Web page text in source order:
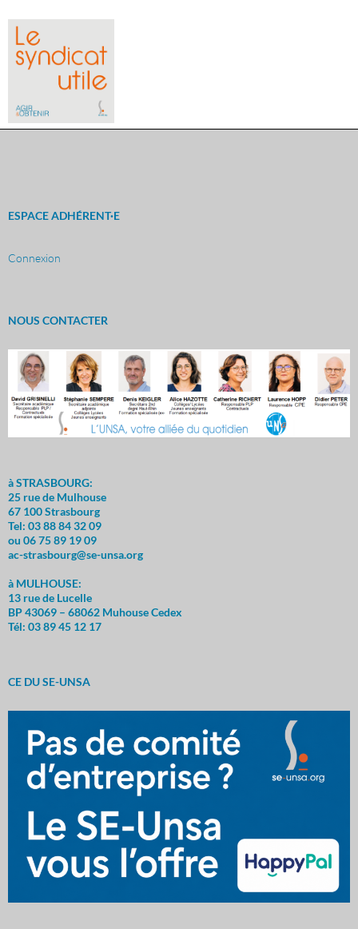
ESPACE ADHÉRENT·E
Connexion
NOUS CONTACTER
à STRASBOURG:
25 rue de Mulhouse
67 100 Strasbourg
Tel: 03 88 84 32 09
ou 06 75 89 19 09
ac-strasbourg@se-unsa.org
à MULHOUSE:
13 rue de Lucelle
BP 43069 – 68062 Muhouse Cedex
Tél: 03 89 45 12 17
CE DU SE-UNSA